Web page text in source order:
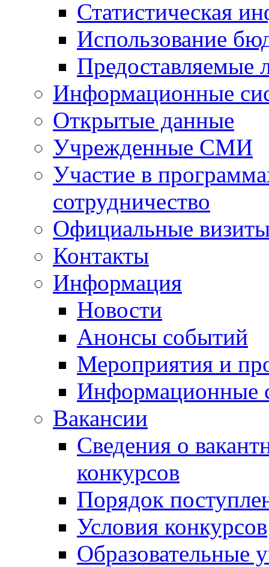
Статистическая
Использование
Предоставляемые
Информационные
Открытые данные
Учрежденные СМИ
Участие в
сотрудничество
Официальные
Контакты
Информация
Новости
Анонсы событий
Мероприятия и
Информационные
Вакансии
Сведения о
конкурсов
Порядок
Условия конкурсов
Образовательные